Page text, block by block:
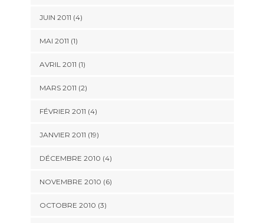
JUIN 2011 (4)
MAI 2011 (1)
AVRIL 2011 (1)
MARS 2011 (2)
FÉVRIER 2011 (4)
JANVIER 2011 (19)
DÉCEMBRE 2010 (4)
NOVEMBRE 2010 (6)
OCTOBRE 2010 (3)